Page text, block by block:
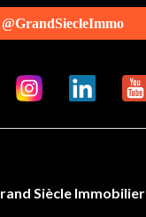
@GrandSiecleImmo
Siècle Immobilier